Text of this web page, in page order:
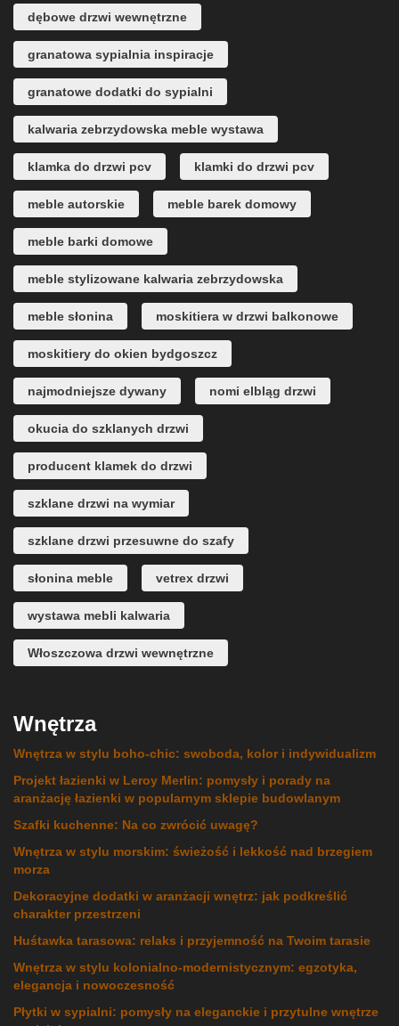
dębowe drzwi wewnętrzne
granatowa sypialnia inspiracje
granatowe dodatki do sypialni
kalwaria zebrzydowska meble wystawa
klamka do drzwi pcv klamki do drzwi pcv
meble autorskie meble barek domowy
meble barki domowe
meble stylizowane kalwaria zebrzydowska
meble słonina moskitiera w drzwi balkonowe
moskitiery do okien bydgoszcz
najmodniejsze dywany nomi elbląg drzwi
okucia do szklanych drzwi
producent klamek do drzwi
szklane drzwi na wymiar
szklane drzwi przesuwne do szafy
słonina meble vetrex drzwi
wystawa mebli kalwaria
Włoszczowa drzwi wewnętrzne
Wnętrza
Wnętrza w stylu boho-chic: swoboda, kolor i indywidualizm
Projekt łazienki w Leroy Merlin: pomysły i porady na
aranżację łazienki w popularnym sklepie budowlanym
Szafki kuchenne: Na co zwrócić uwagę?
Wnętrza w stylu morskim: świeżość i lekkość nad brzegiem
morza
Dekoracyjne dodatki w aranżacji wnętrz: jak podkreślić
charakter przestrzeni
Huśtawka tarasowa: relaks i przyjemność na Twoim tarasie
Wnętrza w stylu kolonialno-modernistycznym: egzotyka,
elegancja i nowoczesność
Płytki w sypialni: pomysły na eleganckie i przytulne wnętrze